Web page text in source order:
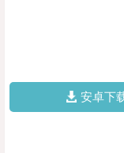
安卓下